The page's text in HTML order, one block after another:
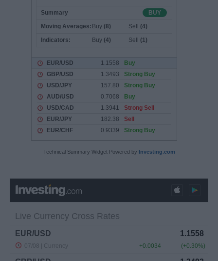
Technical Summary Widget Powered by Investing.com